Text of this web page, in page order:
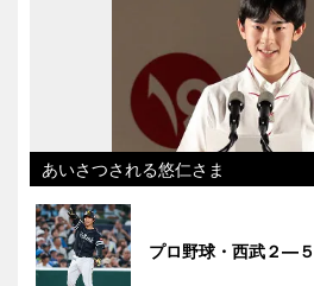
あいさつされる悠仁さま
プロ野球・西武２―